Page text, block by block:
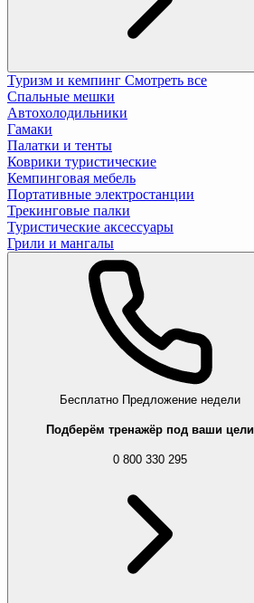
Туризм и кемпинг Смотреть все
Спальные мешки
Автохолодильники
Гамаки
Палатки и тенты
Коврики туристические
Кемпинговая мебель
Портативные электростанции
Трекинговые палки
Туристические аксессуары
Грили и мангалы
Бесплатно Предложение недели
Подберём тренажёр под ваши цели
0 800 330 295